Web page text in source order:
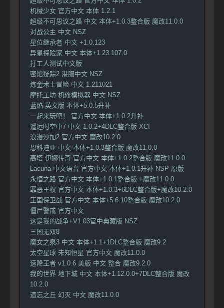
机械少女 官方中文 本体 1.2.1
超级不可思议之路 中文 本体+1.0.3整合版 魔改11.0.0
对战公主 中文 NSZ
星位继承者 中文 +1.0.123
异星探险家 中文 本体+1.23.107.0
打工人测试中文版
密馆疑踪2 港服中文 NSZ
炼金术士冒险 中文 1.211021
摩托工坊 机修模拟器 中文 NSZ
蓝焰 英文版 本体+5.0.5升补
一起来玩吧！ 官方中文 本体+1.0.2升补
遥远时空中7 中文 1.0.2+4DLC整合版 XCI
浪漫沙加2 官方中文 魔改10.2.0
恩科迪亚 中文 本体+1.0.3整合版 魔改11.0.0
高塔 伊娜传奇 官方中文 本体+1.0.2整合版 魔改11.0.0
Lacuna 中文语音 官方中文 本体+1.0.1升补 NSP 原版
永恒之路 官方中文 本体+1.0.1整合版 +魔改11.0.0
罪恶王权 官方中文 本体+1.0.3+6DLC整合版+魔改10.2.0
王国保卫战 官方中文 本体+5.6.10整合版 魔改10.2.0
僵尸警戒 官方中文
这是我的战争+V1.03官中典藏版 NSZ
三国无双8
魔女之泉3 中文 本体+1.1+1DLC整合版 魔改9.2
太空星球 未知恒星 官方中文 魔改11.0.0
速降王者 v1.0.6 美版 中文 整合 魔改9.2.0
我的世界 地下城 中文 本体+1.12.0.0+7DLC整合版 魔改
10.2.0
遗忘之丘 幻灭 中文 魔改11.0.0